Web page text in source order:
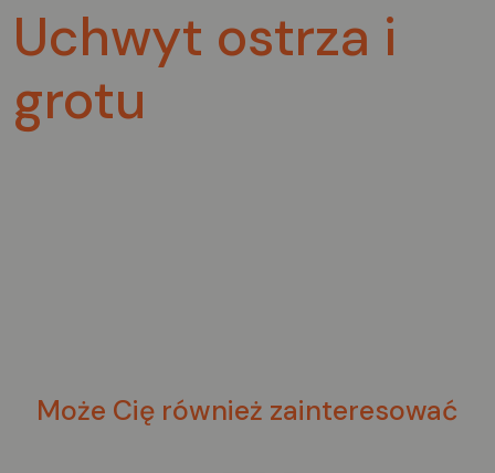
Uchwyt ostrza i
grotu
Może Cię również zainteresować